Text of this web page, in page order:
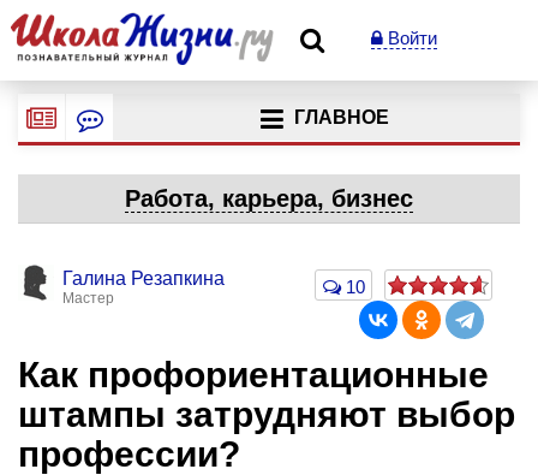
Войти
ГЛАВНОЕ
Работа, карьера, бизнес
Галина Резапкина
Мастер
10
Как профориентационные
штампы затрудняют выбор
профессии?